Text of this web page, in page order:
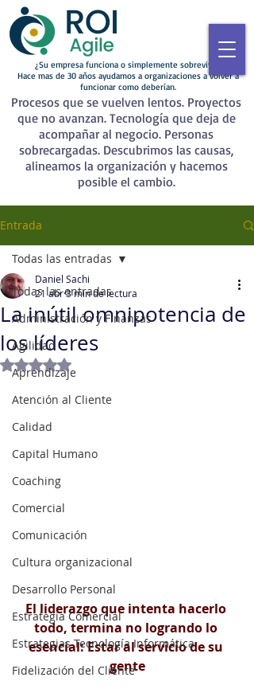
¿Su empresa funciona o simplemente sobrevive?
Hace mas de 30 años ayudamos a organizaciones a volver a
funcionar como deberían.
Procesos que se vuelven lentos. Proyectos
que no avanzan. Tecnología que deja de
acompañar al negocio. Personas
sobrecargadas. Descubrimos las causas,
alineamos la organización y hacemos
posible el cambio.
Entrada
Todas las entradas
Administración y Finanzas
Agilidad
Aprendizaje
Atención al Cliente
Calidad
Capital Humano
Coaching
Comercial
Comunicación
Cultura organizacional
Desarrollo Personal
Estrategia Comercial
Estrategias Tecnología Informática
Fidelización del Cliente
Todas las entradas
La inútil omnipotencia de
los líderes
Daniel Sachi
21 abr3 min de lectura
Obtuvo NaN de 5 estrellas.
El liderazgo que intenta hacerlo
todo, termina no logrando lo
esencial: Estar al servicio de su
gente